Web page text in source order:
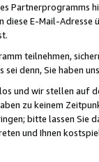
Partnerprogramms
diese E-Mail-
teilnehmen,
denn, Sie haben
und wir stellen auf
zu keinem
bitte lassen Sie
und Ihnen